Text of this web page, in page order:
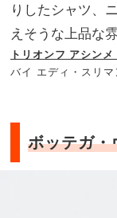
りしたシャツ、
えそうな上品な雰
トリオンフ アシン
バイ エディ・スリマ
ボッテガ・